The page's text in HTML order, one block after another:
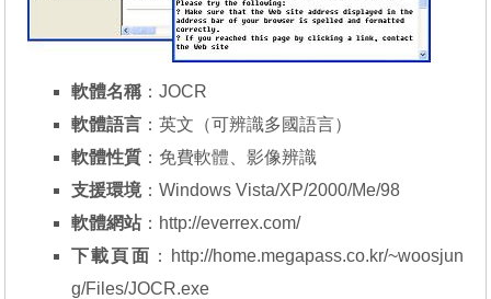
軟體名稱 ：JOCR
軟體語言 ：英文（可辨識多國語言）
軟體性質 ：免費軟體、影像辨識
支援環境：Windows Vista/XP/2000/Me/98
軟體網站： http://everrex.com/
下載頁面 ：
http://home.megapass.co.kr/~woosjun
g/Files/JOCR.exe